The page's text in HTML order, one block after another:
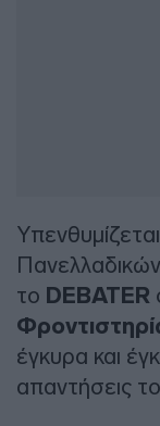
το DEBATER
έγκυρα και
απαντήσεις